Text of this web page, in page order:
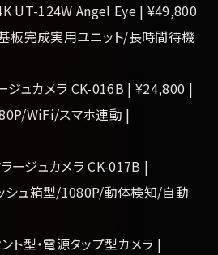
UT-124W Angel Eye | ¥49,800
板完成実用ユニット/長時間待機
ジュカメラ CK-016B | ¥24,800 |
WiFi/スマホ連動 |
ージュカメラ CK-017B |
シュ箱型/1080P/動体検知/自動
ト型・電源タップ型カメラ |